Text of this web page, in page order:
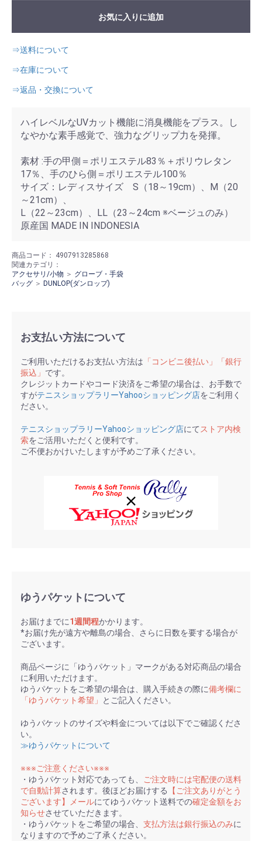
お気に入りに追加
⇒送料について
⇒在庫について
⇒返品・交換について
ハイレベルなUVカット機能に消臭機能をプラス。し
なやかな素手感覚で、強力なグリップ力を発揮。
素材 :手の甲側＝ポリエステル83％＋ポリウレタン
17％、手のひら側＝ポリエステル100％
サイズ：レディスサイズ S（18～19cm）、M（20
～21cm）、
L（22～23cm）、LL（23～24cm ※ベージュのみ）
原産国 MADE IN INDONESIA
商品コード： 4907913285868
関連カテゴリ：
アクセサリ/小物 ＞ グローブ・手袋
バッグ ＞ DUNLOP(ダンロップ)
お支払い方法について
ご利用いただけるお支払い方法は 「コンビニ後払い」「銀行
振込」 です。
クレジットカードやコード決済をご希望の場合は、お手数で
すがテニスショップラリーYahooショッピング店をご利用く
ださい。
テニスショップラリーYahooショッピング店にて ストア内検
索をご活用いただくと便利です。
ご不便おかけいたしますが予めご了承ください。
ゆうパケットについて
お届けまでに1週間程かかります。
*お届け先が遠方や離島の場合、さらに日数を要する場合が
ございます。
商品ページに「ゆうパケット」マークがある対応商品の場合
に利用いただけます。
ゆうパケットをご希望の場合は、購入手続きの際に備考欄に
「ゆうパケット希望」
とご記入ください。
ゆうパケットのサイズや料金については以下でご確認くださ
い。
≫ゆうパケットについて
※※※ご注意ください※※※
・ゆうパケット対応であっても、 ご注文時には宅配便の送料
で自動計算されます。後ほどお届けする
【ご注文ありがとう
ございます】メールにてゆうパケット送料での確定金額をお
知らせさせていただきます。
・ゆうパケットをご希望の場合、 支払方法は銀行振込のみに
なりますので予めご了承ください。